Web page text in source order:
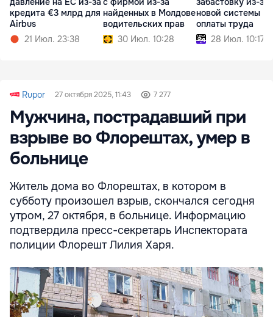
кредита €3 млрд для
Airbus
21 Июл. 23:38
найденных в Молдове
водительских прав
30 Июл. 10:28
новой системы
оплаты труда
28 Июл. 10:17
Rupor 27 октября 2025, 11:43 7 277
Мужчина, пострадавший при
взрыве во Флорештах, умер в
больнице
Житель дома во Флорештах, в котором в
субботу произошел взрыв, скончался сегодня
утром, 27 октября, в больнице. Информацию
подтвердила пресс-секретарь Инспектората
полиции Флорешт Лилия Харя.